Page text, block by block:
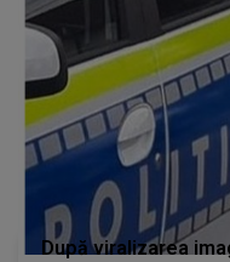
După viralizarea